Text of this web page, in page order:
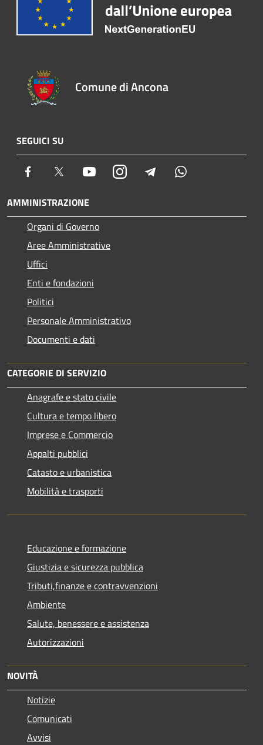
Comune di Ancona
SEGUICI SU
Facebook Twitter YoutubeInstagram Telegram
AMMINISTRAZIONE
Organi di Governo
Aree Amministrative
Uffici
Enti e fondazioni
Politici
Personale Amministrativo
Documenti e dati
CATEGORIE DI SERVIZIO
Anagrafe e stato civile
Cultura e tempo libero
Imprese e Commercio
Appalti pubblici
Catasto e urbanistica
Mobilità e trasporti
Educazione e formazione
Giustizia e sicurezza pubblica
Tributi,finanze e contravvenzioni
Ambiente
Salute, benessere e assistenza
Autorizzazioni
NOVITÀ
Notizie
Comunicati
Avvisi